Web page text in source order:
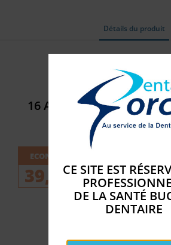
Détails du produit
Référence4000-
16 AUTRES PRODUITS
CATÉGORIE :
ECONOMISEZ
39,98%CE SITE EST
DE LA SANTÉ
DENTAIRE